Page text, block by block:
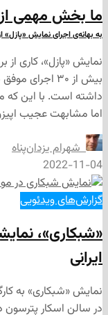
از این
نمایش «پازل» از برزو ارجمند و
کاری از برزو
از ۳۰ اجرای موفق در
این که متن این
اپیزود پایانی
نمایشی
پترسون در مونترال